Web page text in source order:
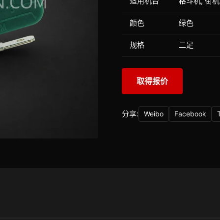
颜色 绿色
规格 二足
取得报价
分享: Weibo Facebook